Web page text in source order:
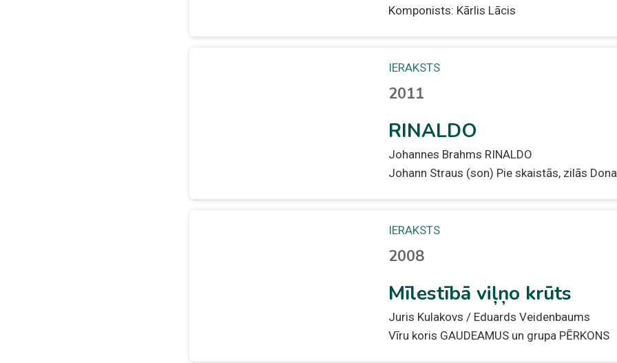
Komponists: Kārlis Lācis
IERAKSTS
2011
RINALDO
Johannes Brahms RINALDO
Johann Straus (son) Pie skaistās, zilās
IERAKSTS
2008
Mīlestībā viļņo krūts
Juris Kulakovs / Eduards Veidenbaums
Vīru koris GAUDEAMUS un grupa PĒRKONS